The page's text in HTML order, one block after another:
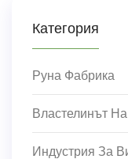
Категория
Руна Фабрика
Властелинът
Индустрия За